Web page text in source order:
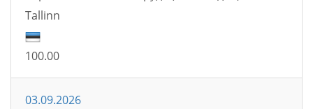
Tallinn
100.00
03.09.2026